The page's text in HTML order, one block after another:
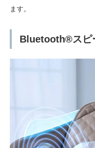
ます。
Bluetooth®スピ